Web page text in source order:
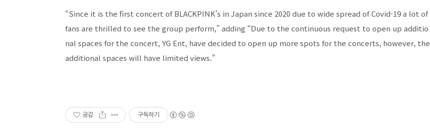
“Since it is the first concert of BLACKPINK’s in Japan since 2020 due to wide spread of Covid-19 a lot of
fans are thrilled to see the group perform,” adding “Due to the continuous request to open up additio
nal spaces for the concert, YG Ent, have decided to open up more spots for the concerts, however, the
additional spaces will have limited views.”
공감 구독하기